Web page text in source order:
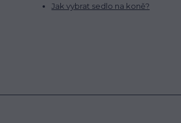
Jak vybrat sedlo na koně?